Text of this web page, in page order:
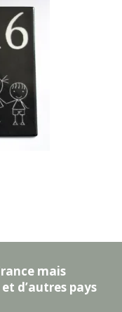
mais
d’autres pays